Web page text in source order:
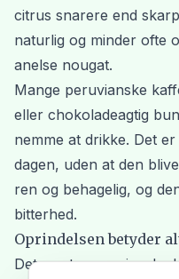
citrus snarere end
naturlig og minder ofte
anelse nougat.
Mange peruvianske
eller chokoladeagtig
nemme at drikke. Det
dagen, uden at den
ren og behagelig, og
bitterhed.
Oprindelsen betyder
Det meste peruvianske